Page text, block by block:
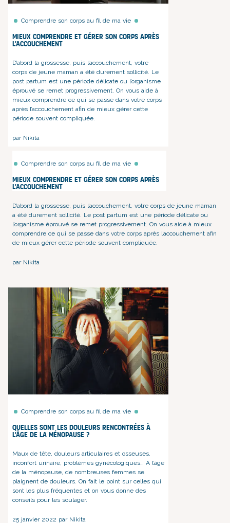
Comprendre son corps au fil de ma vie
Mieux comprendre et gérer son corps après
l'accouchement
D’abord la grossesse puis l’accouchement , votre
corps de jeune maman a été durement sollicité. Le
post partum est une période délicate ou l’organisme
éprouvé se remet progressivement. On vous aide à
mieux comprendre ce qui se passe dans votre corps
après l’accouchement afin de mieux gérer cette
période souvent compliquée.
par Nikita
Comprendre son corps au fil de ma vie
Mieux comprendre et gérer son corps après
l'accouchement
D’abord la grossesse puis l’accouchement , votre corps de jeune maman
a été durement sollicité. Le post partum est une période délicate ou
l’organisme éprouvé se remet progressivement. On vous aide à mieux
comprendre ce qui se passe dans votre corps après l’accouchement afin
de mieux gérer cette période souvent compliquée.
par Nikita
Comprendre son corps au fil de ma vie
Quelles sont les douleurs rencontrées à
l'âge de la ménopause ?
Maux de tête, douleurs articulaires et osseuses,
inconfort urinaire, problèmes gynécologiques… A l’âge
de la ménopause, de nombreuses femmes se
plaignent de douleurs. On fait le point sur celles qui
sont les plus fréquentes et on vous donne des
conseils pour les soulager.
25 janvier 2022 par Nikita